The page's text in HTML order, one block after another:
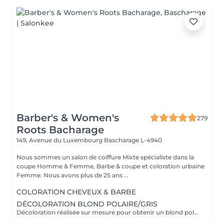
Barber's & Women's
Roots Bacharage
279
149, Avenue du Luxembourg Bascharage L-4940
Nous sommes un salon de coiffure Mixte spécialiste dans la
coupe Homme & Femme, Barbe & coupe et coloration urbaine
Femme. Nous avons plus de 25 ans ...
COLORATION CHEVEUX & BARBE
DÉCOLORATION BLOND POLAIRE/GRIS
Décoloration réalisée sur mesure pour obtenir un blond polaire ,gris ou toute autre nuance claire . la prestation est adaptée à l'état et à la nature de vos cheveux afin de préserver leur qualité. Un devis personnalisé sera établi avant toute prestation , le tarif pouvant varier selon la longueur des cheveux ,l'épaisseur et le travail a réaliser .